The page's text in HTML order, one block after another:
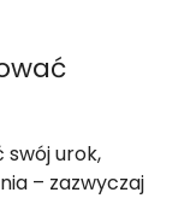
swój urok,
– zazwyczaj